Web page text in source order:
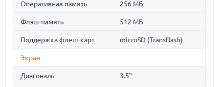
Оперативная память 256 МБ
Флэш-память 512 МБ
Поддержка флеш-карт microSD (Transflash)
Экран
Диагональ 3.5"